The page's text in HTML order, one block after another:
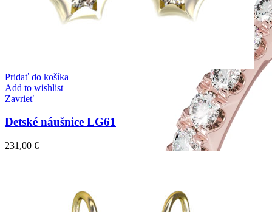
Pridať do košíka
Add to wishlist
Zavrieť
Detské náušnice LG61
231,00 €